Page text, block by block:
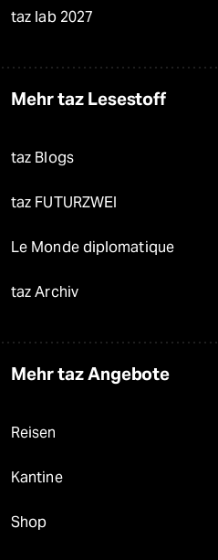
taz lab 2027
Mehr taz Lesestoff
taz Blogs
taz FUTURZWEI
Le Monde diplomatique
taz Archiv
Mehr taz Angebote
Reisen
Kantine
Shop